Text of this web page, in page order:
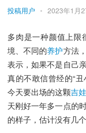
投稿用户 • 2023年1月
多肉是一种颜值上限
境、不同的养护方法
表示，如果不是自己
真的不敢信曾经的“
今天要出场的这颗吉
天刚好一年多一点的
的样子，估计没有几